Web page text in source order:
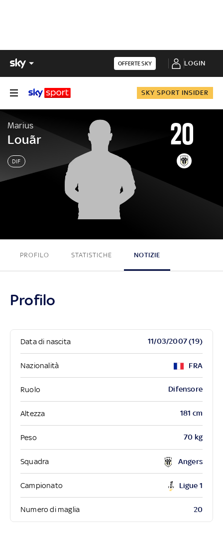
OFFERTE SKY LOGIN
SKY SPORT INSIDER
Marius
Louãr
DIF
20
Marius Louãr
PROFILO STATISTICHE NOTIZIE
Profilo
Data di nascita 11/03/2007 (19)
Nazionalità FRA
Ruolo Difensore
Altezza 181 cm
Peso 70 kg
Squadra Angers
Campionato Ligue 1
Numero di maglia 20